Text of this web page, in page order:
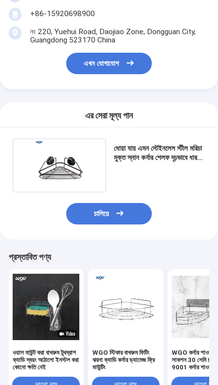
+86-15920698900
নং 220, Yuehui Road, Daojiao Zone, Dongguan City,
Guangdong 523170 China
এখন যোগাযোগ
এর সেরা মূল্য পান
ধোয়া যায় এমন স্টেইনলেস স্টীল মরিচা
মুক্ত স্নান কর্নার শেলফ দৃঢ়ভাবে ধারণ
চালিয়ে
প্রস্তাবিত পণ্য
ওয়াল মাউন্ট করা বাথরুম টুথব্রাশ
ক্যাডি স্বয়ং আঠালো ইনস্টল করা
কোনো ক্ষতি নেই
WGO স্টিকার বাথরুম ফিটিং
ঝরনা ক্যাডি কর্নার ড্যামেজ ফ্রি
মাউন্টিং
WGO কর্নার শাওয়ার
সাকশন 30 সেমি
9001 কর্নার শাওয়ার